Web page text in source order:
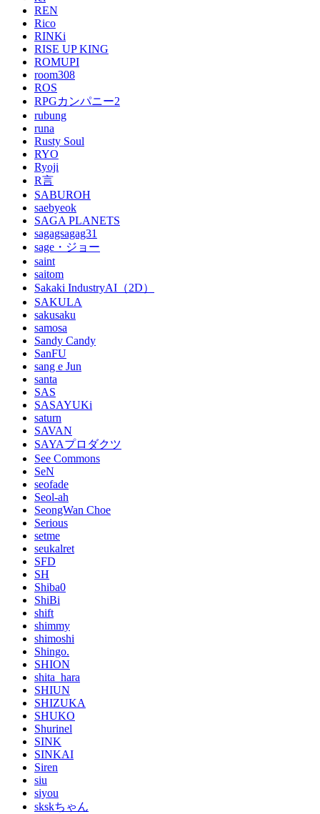
REN
Rico
RINKi
RISE UP KING
ROMUPI
room308
ROS
RPGカンパニー2
rubung
runa
Rusty Soul
RYO
Ryoji
R言
SABUROH
saebyeok
SAGA PLANETS
sagagsagag31
sage・ジョー
saint
saitom
Sakaki IndustryAI（2D）
SAKULA
sakusaku
samosa
Sandy Candy
SanFU
sang e Jun
santa
SAS
SASAYUKi
saturn
SAVAN
SAYAプロダクツ
See Commons
SeN
seofade
Seol-ah
SeongWan Choe
Serious
setme
seukalret
SFD
SH
Shiba0
ShiBi
shift
shimmy
shimoshi
Shingo.
SHION
shita_hara
SHIUN
SHIZUKA
SHUKO
Shurinel
SINK
SINKAI
Siren
siu
siyou
skskちゃん